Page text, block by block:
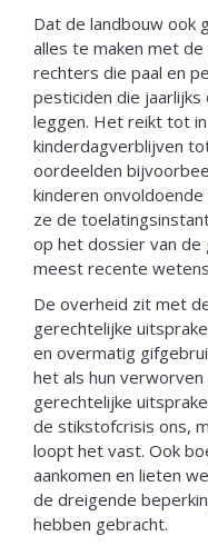
Dat de landbouw ook
alles te maken met
rechters die paal en
pesticiden die jaarlijks
leggen. Het reikt tot
kinderdagverblijven
oordeelden
kinderen
ze de
op het dossier van de
meest recente
De overheid zit met
gerechtelijke
en overmatig
het als hun
gerechtelijke
de stikstofcrisis ons,
loopt het vast. Ook
aankomen en lieten
de dreigende
hebben gebracht.